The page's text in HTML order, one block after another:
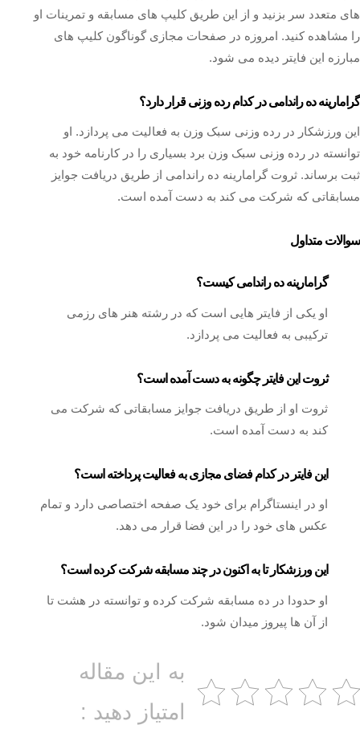
های متعدد سر بزنید و از این طریق کلیپ های مسابقه و تمرینات او
را مشاهده کنید. امروزه در صفحات مجازی گوناگون کلیپ های
مبارزه این فایتر دیده می شود.
گرامارینه ده راندامی در کدام رده وزنی قرار دارد؟
این ورزشکار در رده وزنی سبک وزن به فعالیت می پردازد. او
توانسته در رده وزنی سبک وزن برد بسیاری را در کارنامه خود به
ثبت برساند. ثروت گرامارینه ده راندامی از طریق دریافت جوایز
مسابقاتی که شرکت می کند به دست آمده است.
سوالات متداول
گرامارینه ده راندامی کیست؟
او یکی از فایتر هایی است که در رشته هنر های رزمی
ترکیبی به فعالیت می پردازد.
ثروت این فایتر چگونه به دست آمده است؟
ثروت او از طریق دریافت جوایز مسابقاتی که شرکت می
کند به دست آمده است.
این فایتر در کدام فضای مجازی به فعالیت پرداخته است؟
او در اینستاگرام برای خود یک صفحه اختصاصی دارد و تمام
عکس های خود را در این فضا قرار می دهد.
این ورزشکار تا به اکنون در چند مسابقه شرکت کرده است؟
او حدودا در ده مسابقه شرکت کرده و توانسته در هشت تا
از آن ها پیروز میدان شود.
به این مقاله
امتیاز دهید :